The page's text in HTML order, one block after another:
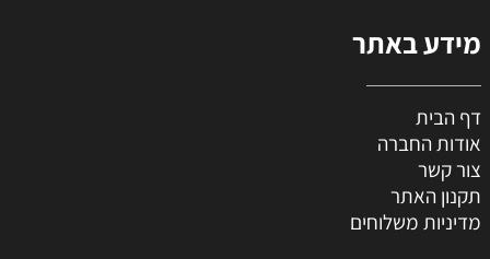
מידע באתר
דף הבית
אודות החברה
צור קשר
תקנון האתר
מדיניות משלוחים